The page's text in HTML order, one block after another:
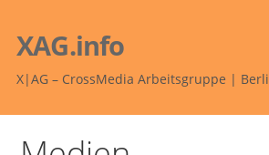
Inhalt
springen
XAG.info
X|AG – CrossMedia Arbeitsgruppe |